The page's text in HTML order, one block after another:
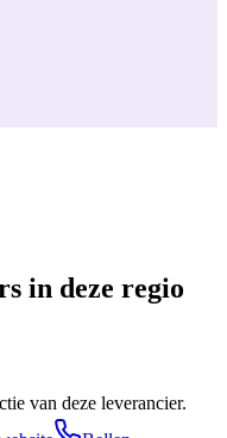
in deze regio
van deze leverancier.